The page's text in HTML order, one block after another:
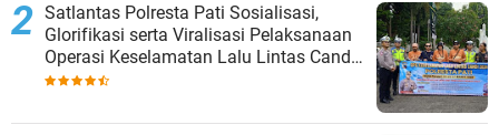
Satlantas Polresta Pati Sosialisasi,
Glorifikasi serta Viralisasi Pelaksanaan
Operasi Keselamatan Lalu Lintas Candi
2024